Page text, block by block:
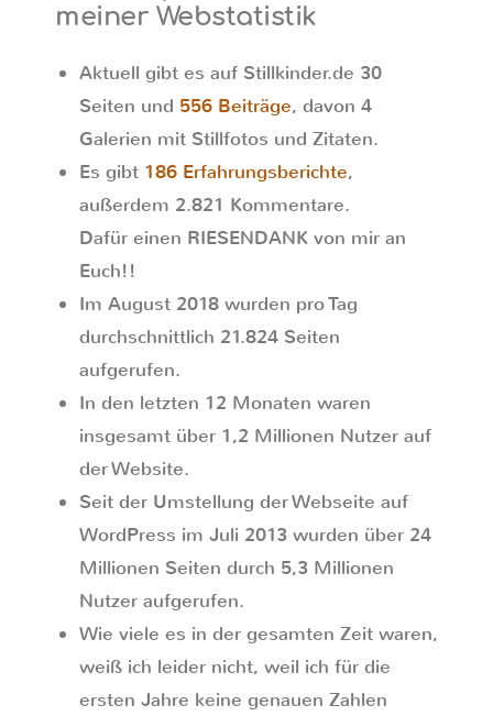
meiner Webstatistik
Aktuell gibt es auf Stillkinder.de 30
Seiten und 556 Beiträge, davon 4
Galerien mit Stillfotos und Zitaten.
Es gibt 186 Erfahrungsberichte,
außerdem 2.821 Kommentare.
Dafür einen RIESENDANK von mir an
Euch!!
Im August 2018 wurden pro Tag
durchschnittlich 21.824 Seiten
aufgerufen.
In den letzten 12 Monaten waren
insgesamt über 1,2 Millionen Nutzer auf
der Website.
Seit der Umstellung der Webseite auf
WordPress im Juli 2013 wurden über 24
Millionen Seiten durch 5,3 Millionen
Nutzer aufgerufen.
Wie viele es in der gesamten Zeit waren,
weiß ich leider nicht, weil ich für die
ersten Jahre keine genauen Zahlen